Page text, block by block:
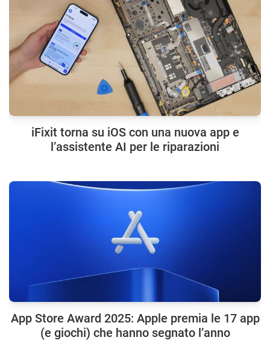
iFixit torna su iOS con una nuova app e
l’assistente AI per le riparazioni
App Store Award 2025: Apple premia le 17 app
(e giochi) che hanno segnato l’anno